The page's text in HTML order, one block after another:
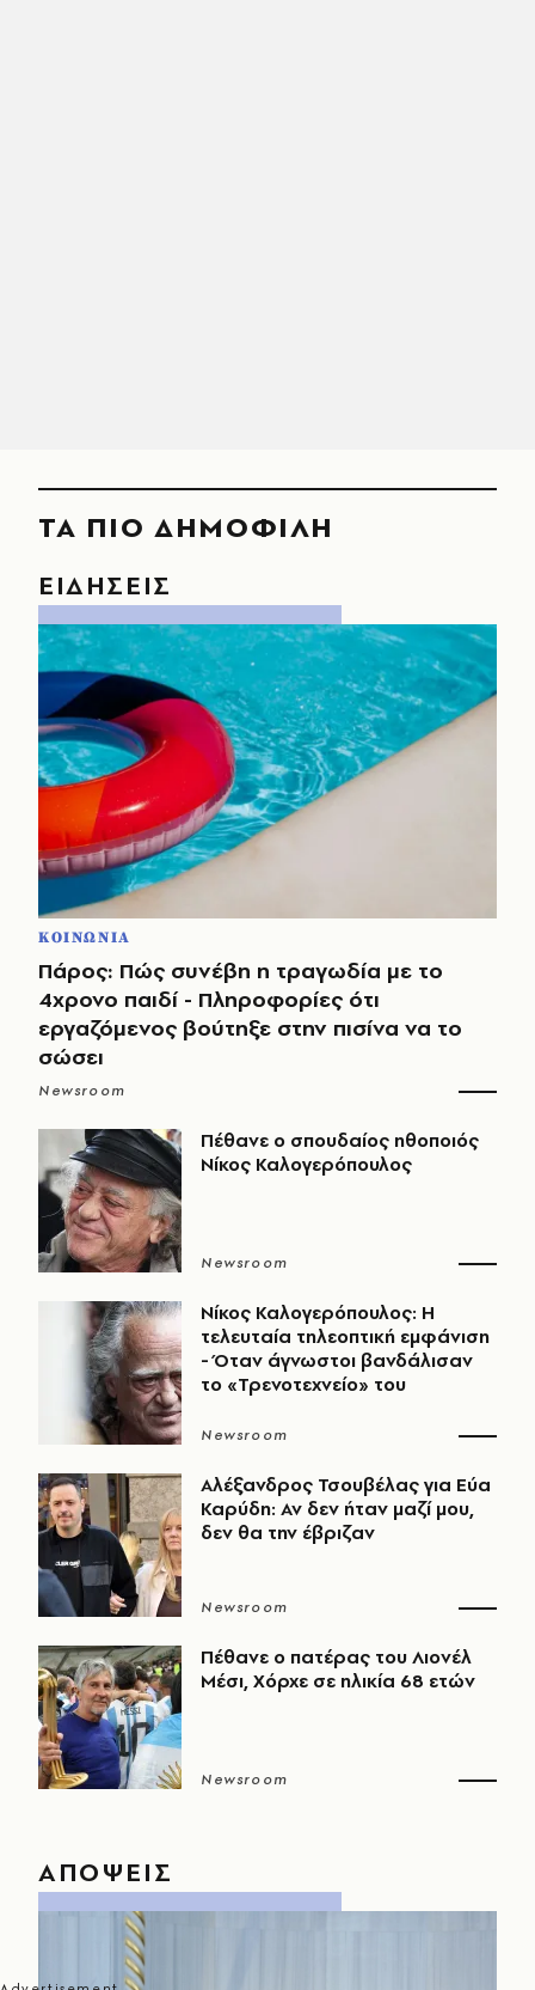
ΤΑ ΠΙΟ ΔΗΜΟΦΙΛΗ
ΕΙΔΗΣΕΙΣ
ΚΟΙΝΩΝΙΑ
Πάρος: Πώς συνέβη η τραγωδία με το
4χρονο παιδί - Πληροφορίες ότι
εργαζόμενος βούτηξε στην πισίνα να το
σώσει
Newsroom
Πέθανε ο σπουδαίος ηθοποιός
Νίκος Καλογερόπουλος
Newsroom
Νίκος Καλογερόπουλος: Η
τελευταία τηλεοπτική εμφάνιση
- Όταν άγνωστοι βανδάλισαν
το «Τρενοτεχνείο» του
Newsroom
Αλέξανδρος Τσουβέλας για Εύα
Καρύδη: Αν δεν ήταν μαζί μου,
δεν θα την έβριζαν
Newsroom
Πέθανε ο πατέρας του Λιονέλ
Μέσι, Χόρχε σε ηλικία 68 ετών
Newsroom
ΑΠΟΨΕΙΣ